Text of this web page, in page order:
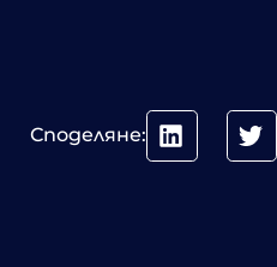
Споделяне: